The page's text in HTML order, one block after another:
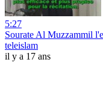
5:27
Sourate Al Muzzammil
teleislam
il y a 17 ans